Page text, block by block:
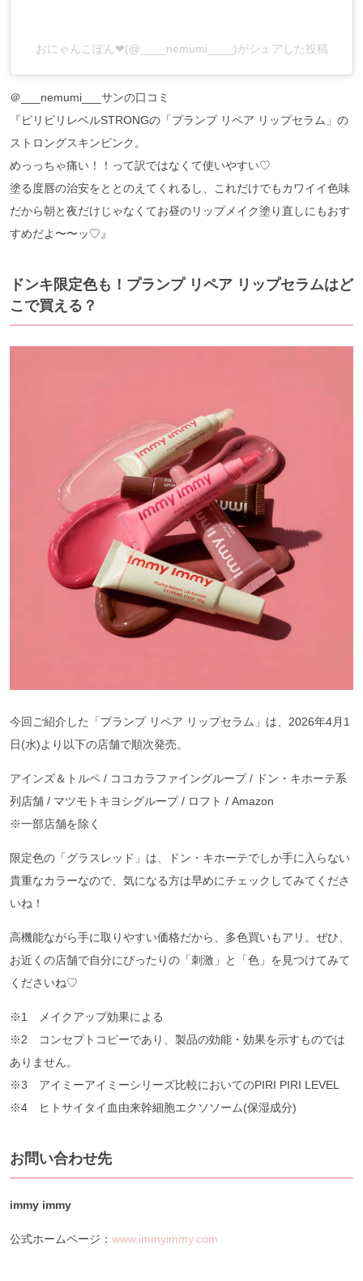
おにゃんこぽん❤︎(@____nemumi____)がシェアした投稿
＠___nemumi___サンの口コミ
『ピリピリレベルSTRONGの「プランプ リペア リップセラム 」の
ストロングスキンピンク。
めっっちゃ痛い！！って訳ではなくて使いやすい♡
塗る度唇の治安をととのえてくれるし、これだけでもカワイイ色味
だから朝と夜だけじゃなくてお昼のリップメイク塗り直しにもおす
すめだよ〜〜ッ♡』
ドンキ限定色も！プランプ リペア リップセラムはど
こで買える？
今回ご紹介した「プランプ リペア リップセラム」は、2026年4月1
日(水)より以下の店舗で順次発売。
アインズ＆トルペ / ココカラファイングループ / ドン・キホーテ系
列店舗 / マツモトキヨシグループ / ロフト / Amazon
※一部店舗を除く
限定色の「グラスレッド」は、ドン・キホーテでしか手に入らない
貴重なカラーなので、気になる方は早めにチェックしてみてくださ
いね！
高機能ながら手に取りやすい価格だから、多色買いもアリ。ぜひ、
お近くの店舗で自分にぴったりの「刺激」と「色」を見つけてみて
くださいね♡
※1 メイクアップ効果による
※2 コンセプトコピーであり、製品の効能・効果を示すものでは
ありません。
※3 アイミーアイミーシリーズ比較においてのPIRI PIRI LEVEL
※4 ヒトサイタイ血由来幹細胞エクソソーム(保湿成分)
お問い合わせ先
immy immy
公式ホームページ： www.immyimmy.com